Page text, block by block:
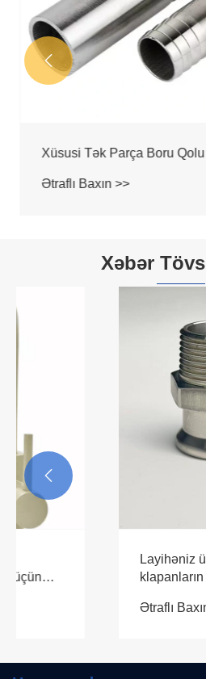
Azaldıcı Birlik İki Uclu
Ətraflı Baxın >>

Xəbər
Layihəniz üçün düzgün
klapanların seçilməsi
Ətraflı Baxın >>
